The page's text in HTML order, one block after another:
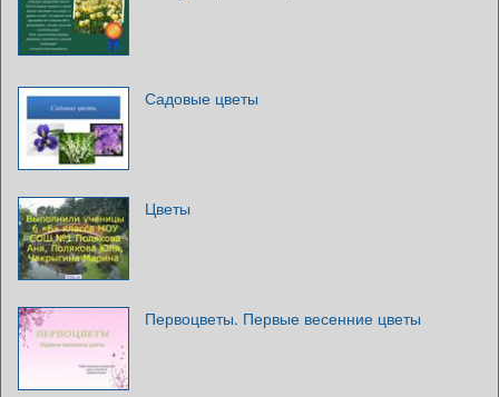
Садовые цветы
Цветы
Первоцветы. Первые весенние цветы